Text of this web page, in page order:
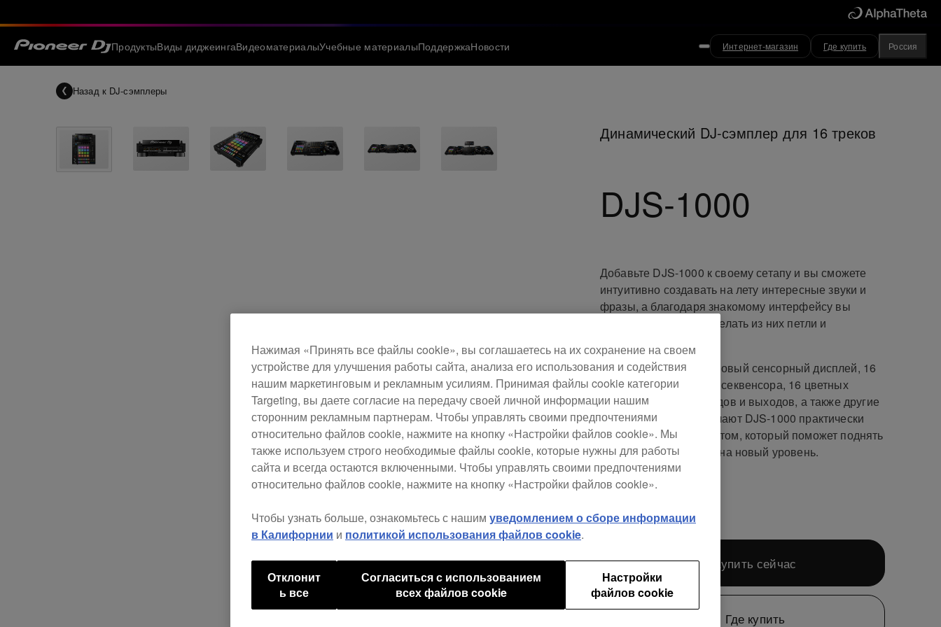
ПродуктыВиды диджеингаВидеоматериалыУчебные материалыПоддержкаНовости Интернет-магазин Где купить Россия
Назад к DJ-сэмплеры
Динамический DJ-сэмплер для 16 треков
DJS-1000
Добавьте DJS-1000 к своему сетапу и вы сможете
интуитивно создавать на лету интересные звуки и
фразы, а благодаря знакомому интерфейсу вы
сможете с легкостью делать из них петли и
Полноцветный 7-дюймовый сенсорный дисплей, 16
многоцветных клавиш секвенсора, 16 цветных
пэдов, множество входов и выходов, а также другие
полезные функции делают DJS-1000 практически
идеальным инструментом, который поможет поднять
качество ваших сетов на новый уровень.
$1,399
Купить сейчас
Где купить
Нажимая «Принять все файлы cookie», вы соглашаетесь на их сохранение на своем
устройстве для улучшения работы сайта, анализа его использования и содействия
нашим маркетинговым и рекламным усилиям. Принимая файлы cookie категории
Targeting, вы даете согласие на передачу своей личной информации нашим
сторонним рекламным партнерам. Чтобы управлять своими предпочтениями
относительно файлов cookie, нажмите на кнопку «Настройки файлов cookie». Мы
также используем строго необходимые файлы cookie, которые нужны для работы
сайта и всегда остаются включенными. Чтобы управлять своими предпочтениями
относительно файлов cookie, нажмите на кнопку «Настройки файлов cookie».
Чтобы узнать больше, ознакомьтесь с нашим уведомлением о сборе информации
в Калифорнии и политикой использования файлов cookie.
Настройки
файлов cookie
Отклонит
ь все
Согласиться с использованием
всех файлов cookie